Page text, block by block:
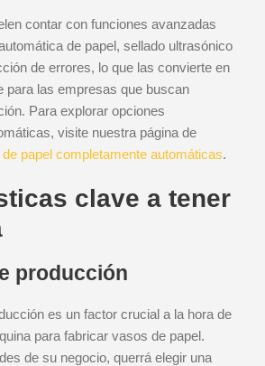
contar con funciones avanzadas
de papel, sellado ultrasónico
de errores, lo que las convierte en
para las empresas que buscan
Para explorar opciones
visite nuestra página de
papel completamente automáticas.
clave a tener
producción
es un factor crucial a la hora de
para fabricar vasos de papel.
de su negocio, querrá elegir una